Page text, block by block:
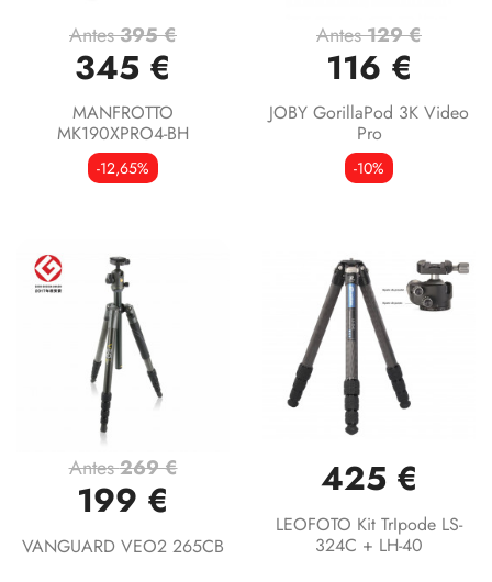
Antes395 €
345 €
MANFROTTO
MK190XPRO4-BH
-12,65%
Antes129 €
116 €
JOBY GorillaPod 3K Video
Pro
-10%
Antes269 €
199 €
VANGUARD VEO2 265CB
425 €
LEOFOTO Kit TrIpode LS-
324C + LH-40